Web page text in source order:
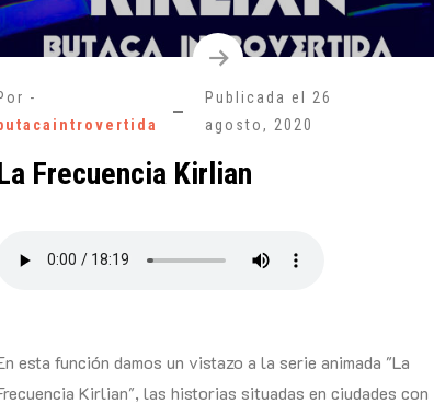
-
butacaintrovertida
Publicada el 26
agosto, 2020
Frecuencia Kirlian
esta función damos un vistazo a la serie animada "La
Kirlian", las historias situadas en ciudades con